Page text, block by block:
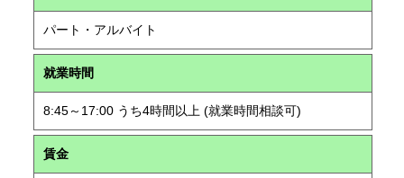
パート・アルバイト
就業時間
8:45～17:00 うち4時間以上 (就業時間相談可)
賃金